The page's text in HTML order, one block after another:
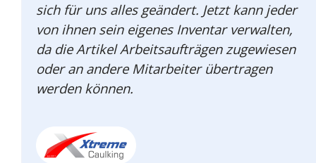
sich für uns alles geändert. Jetzt kann jeder
von ihnen sein eigenes Inventar verwalten,
da die Artikel Arbeitsaufträgen zugewiesen
oder an andere Mitarbeiter übertragen
werden können.